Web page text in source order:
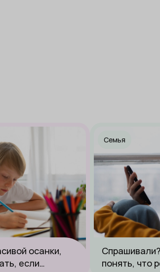
осанки,
если
Семья
понять, что